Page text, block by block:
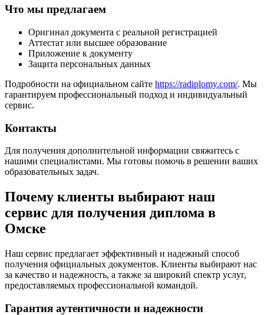
Что мы предлагаем
Оригинал документа с реальной регистрацией
Аттестат или высшее образование
Приложение к документу
Защита персональных данных
Подробности на официальном сайте https://radiplomy.com/. Мы
гарантируем профессиональный подход и индивидуальный
сервис.
Контакты
Для получения дополнительной информации свяжитесь с
нашими специалистами. Мы готовы помочь в решении ваших
образовательных задач.
Почему клиенты выбирают наш
сервис для получения диплома в
Омске
Наш сервис предлагает эффективный и надежный способ
получения официальных документов. Клиенты выбирают нас
за качество и надежность, а также за широкий спектр услуг,
предоставляемых профессиональной командой.
Гарантия аутентичности и надежности